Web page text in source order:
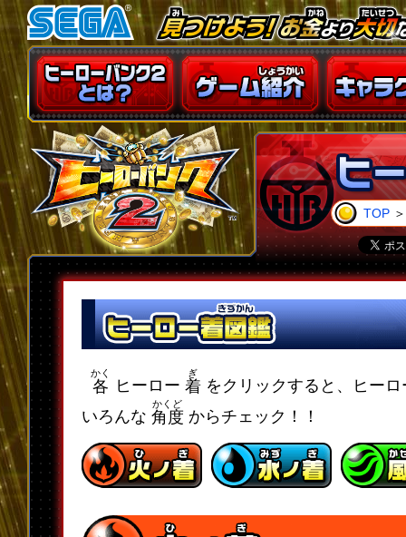
TOP
各
かく
ヒーロー 着
ぎ
をクリックすると、ヒー
いろんな 角度
かくど
からチェック！！